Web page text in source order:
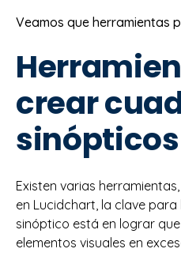
Veamos que herramientas
crear
sinópticos
Existen varias
en Lucidchart, la clave
sinóptico está en lograr
elementos visuales en